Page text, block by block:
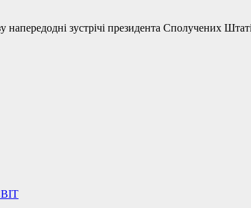
зустрічі президента Сполучених